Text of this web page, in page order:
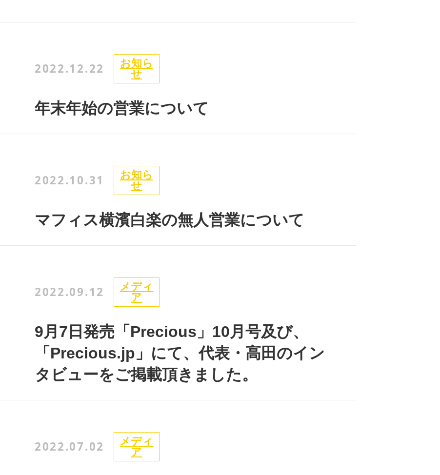
2023
2022
2021
2022.12.22
お知ら
せ
年末年始の営業について
2022.10.31
お知ら
せ
マフィス横濱白楽の無人営業について
2022.09.12
メディ
ア
9月7日発売「Precious」10月号及び、
「Precious.jp」にて、代表・高田のイン
タビューをご掲載頂きました。
2022.07.02
メディ
ア